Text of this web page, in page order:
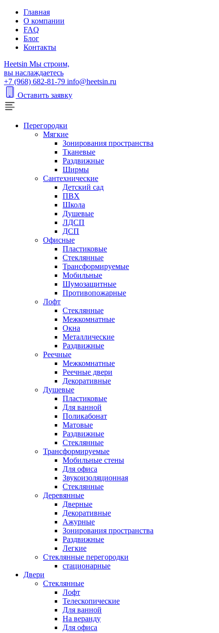
Главная
О компании
FAQ
Блог
Контакты
Heetsin Мы строим,
вы наслаждаетесь
+7 (968) 682-81-79 info@heetsin.ru
Оставить заявку
Перегородки
Мягкие
Зонирования пространства
Тканевые
Раздвижные
Ширмы
Сантехнические
Детский сад
ПВХ
Школа
Душевые
ЛДСП
ДСП
Офисные
Пластиковые
Стеклянные
Трансформируемые
Мобильные
Шумозащитные
Противопожарные
Лофт
Стеклянные
Межкомнатные
Окна
Металлические
Раздвижные
Реечные
Межкомнатные
Реечные двери
Декоративные
Душевые
Пластиковые
Для ванной
Поликабонат
Матовые
Раздвижные
Стеклянные
Трансформируемые
Мобильные стены
Для офиса
Звукоизоляционная
Стеклянные
Деревянные
Дверные
Декоративные
Ажурные
Зонирования пространства
Раздвижные
Легкие
Стеклянные перегородки
стационарные
Двери
Стеклянные
Лофт
Телескопические
Для ванной
На веранду
Для офиса